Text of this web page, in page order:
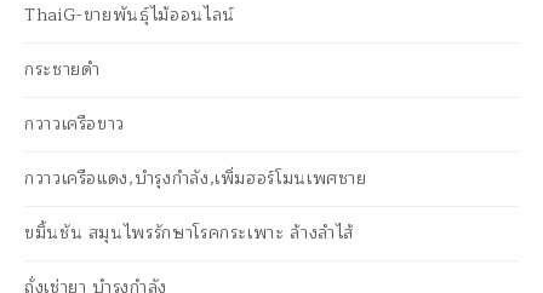
ThaiG-ขายพันธุ์ไม้ออนไลน์
กระชายดำ
กวาวเครือขาว
กวาวเครือแดง,บำรุงกำลัง,เพิ่มฮอร์โมนเพศชาย
ขมิ้นชัน สมุนไพรรักษาโรคกระเพาะ ล้างลำไส้